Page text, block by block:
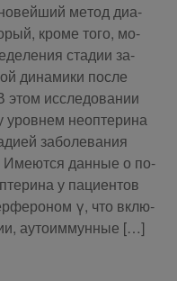
ме­тод ди­а­
кро­ме то­го, мо­
ста­дии за­
ди­на­ми­ки по­сле
этом ис­сле­до­ва­нии
нео­пте­ри­на
за­боле­ва­ния
Име­ют­ся дан­ные о по­
у па­ци­ен­тов
γ, что вклю­
ауто­им­мун­ные […]